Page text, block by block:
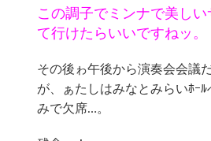
この調子でミンナで美し
て行けたらいいですねッ。
その後ゎ午後から演奏会会議
が、ぁたしはみなとみらいﾎｰ
みで欠席…。